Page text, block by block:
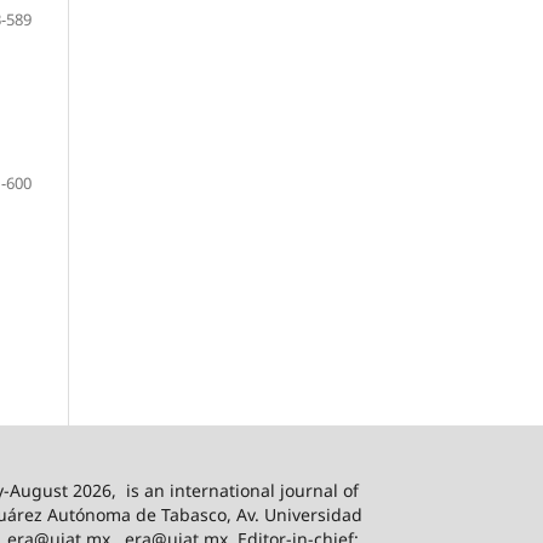
589
600
August 2026, is an international journal of
Autónoma de Tabasco, Av. Universidad